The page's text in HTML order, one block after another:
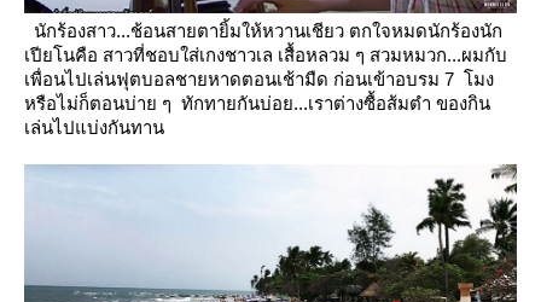
นักร้องสาว...ช้อนสายตายิ้มให้หวานเชียว ตกใจหมดนักร้องนัก
เปียโนคือ สาวที่ชอบใส่เกงชาวเล เสื้อหลวม ๆ สวมหมวก...ผมกับ
เพื่อนไปเล่นฟุตบอลชายหาดตอนเช้ามืด ก่อนเข้าอบรม 7 โมง
หรือไม่ก็ตอนบ่าย ๆ ทักทายกันบ่อย...เราต่างซื้อส้มตำ ของกิน
เล่นไปแบ่งกันทาน